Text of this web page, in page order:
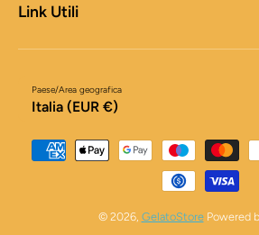
Link Utili
Paese/Area geografica
Italia (EUR €)
Metodi
© 2026, GelatoStore Powered